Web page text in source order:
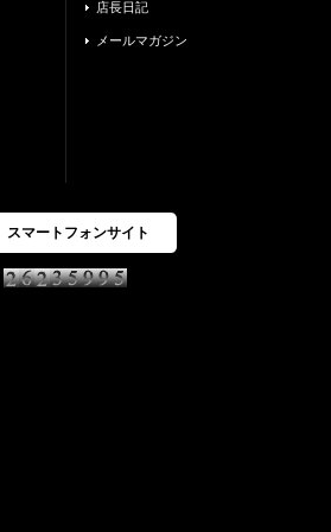
店長日記
メールマガジン
スマートフォンサイト